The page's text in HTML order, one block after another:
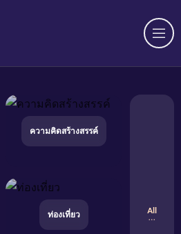
ความคิดสร้างสรรค์
ท่องเที่ยว All